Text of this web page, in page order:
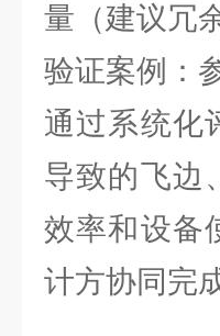
量（建议冗
验证案例：
通过系统化
导致的飞边
效率和设备
计方协同完